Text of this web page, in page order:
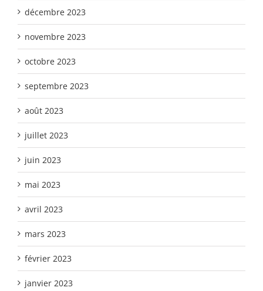
décembre 2023
novembre 2023
octobre 2023
septembre 2023
août 2023
juillet 2023
juin 2023
mai 2023
avril 2023
mars 2023
février 2023
janvier 2023